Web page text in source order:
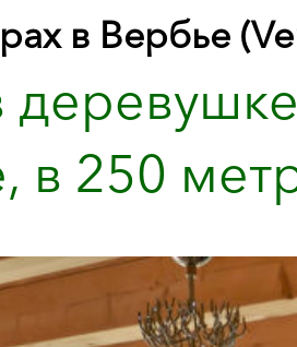
в Вербье
в 250